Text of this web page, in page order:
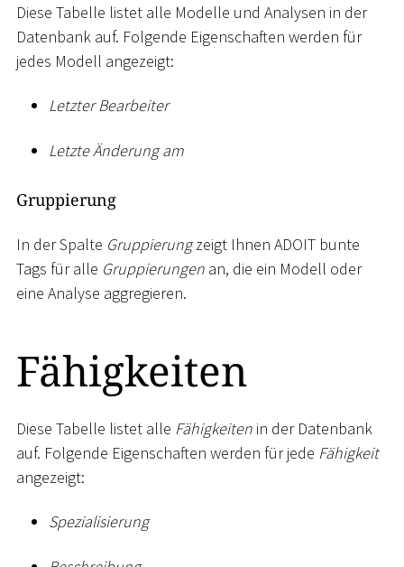
Diese Tabelle listet alle Modelle und Analysen in der
Datenbank auf. Folgende Eigenschaften werden für
jedes Modell angezeigt:
Letzter Bearbeiter
Letzte Änderung am
Gruppierung
In der Spalte Gruppierungzeigt Ihnen ADOIT bunte
Tags für alle Gruppierungen an, die ein Modell oder
eine Analyse aggregieren.
Fähigkeiten
Diese Tabelle listet alle Fähigkeiten in der Datenbank
auf. Folgende Eigenschaften werden für jede Fähigkeit
angezeigt:
Spezialisierung